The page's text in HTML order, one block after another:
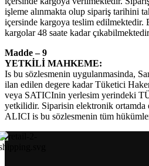
işleme alınmakta olup sipariş tarihini
içersinde kargoya teslim edilmektedir.
kargolar 48 saate kadar
Madde – 9
YETKİLİ MAHKEME:
Is bu sözlesmenin uygulanmasinda,
ilan edilen degere kadar Tüketici
veya SATICInin yerlesim yerindeki
yetkilidir. Siparisin elektronik ortamda
ALICI is bu sözlesmenin tüm